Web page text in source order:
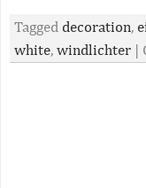
Tagged decoration,
white, windlichter |